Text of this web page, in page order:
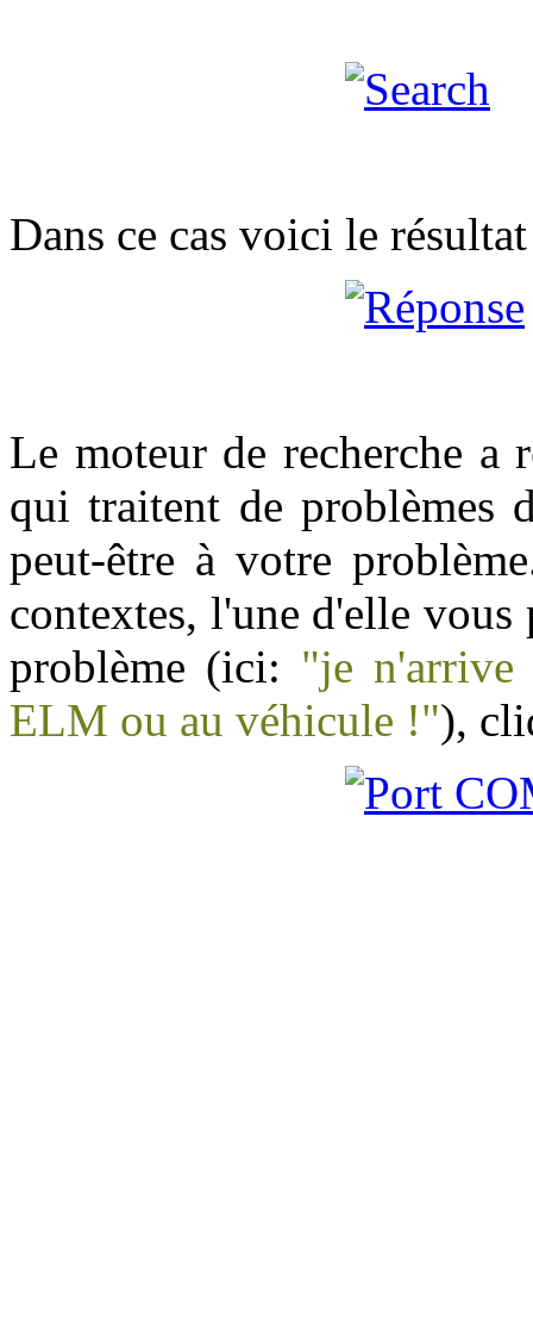
Dans ce cas voici le
Le moteur de recherche a
qui traitent de problèmes
peut-être à votre
contextes, l'une d'elle
problème (ici: "je n'arrive
ELM ou au véhicule !"),